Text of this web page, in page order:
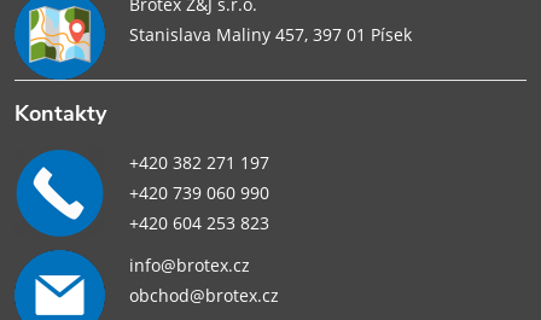
Stanislava Maliny 457, 397 01 Písek
Kontakty
+420 382 271 197
+420 739 060 990
+420 604 253 823
info@brotex.cz
obchod@brotex.cz